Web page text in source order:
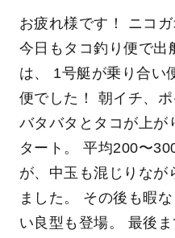
お疲れ様です！ ニコ
今日もタコ釣り便で出
は、 1号艇が乗り合い
便でした！ 朝イチ、
バタバタとタコが上が
タート。 平均200〜
が、中玉も混じりなが
ました。 その後も暇
い良型も登場。 最後